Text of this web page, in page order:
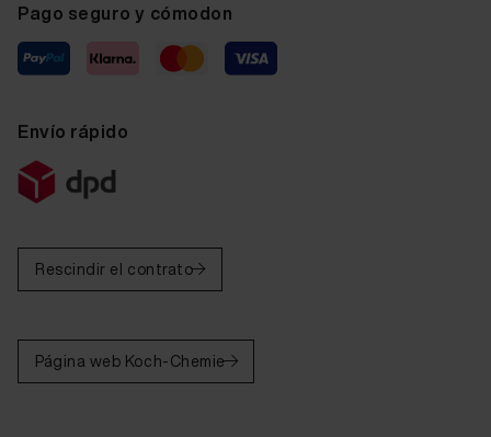
Pago seguro y cómodon
Envío rápido
Rescindir el contrato
Página web Koch-Chemie